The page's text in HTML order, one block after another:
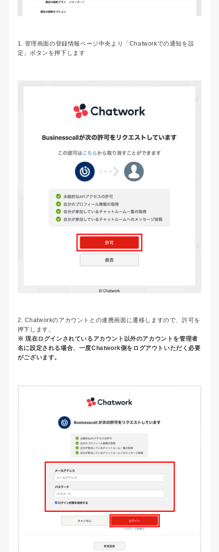
1. 管理画面の登録情報ページ中央より「Chatworkでの通知を設
定」ボタンを押下します
2. Chatworkのアカウントとの連携画面に遷移しますので、許可を
押下します。
※ 現在ログインされているアカウント以外のアカウントを管理者
名に設定される場合、一度Chatwork側をログアウトいただく必要
がございます。